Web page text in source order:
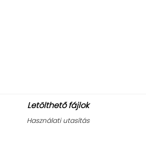
Letölthető fájlok
Használati utasítás